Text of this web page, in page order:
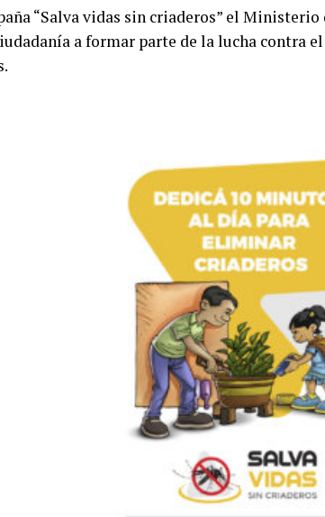
“Salva vidas sin criaderos” el
a formar parte de la lucha contra